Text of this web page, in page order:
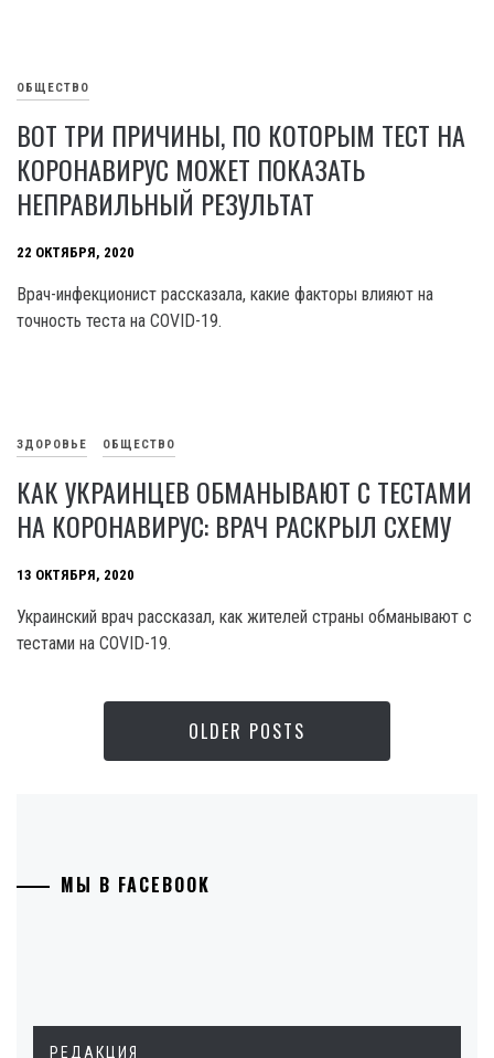
ОБЩЕСТВО
ВОТ ТРИ ПРИЧИНЫ, ПО КОТОРЫМ ТЕСТ НА
КОРОНАВИРУС МОЖЕТ ПОКАЗАТЬ
НЕПРАВИЛЬНЫЙ РЕЗУЛЬТАТ
22 ОКТЯБРЯ, 2020
Врач-инфекционист рассказала, какие факторы влияют на
точность теста на COVID-19.
ЗДОРОВЬЕ ОБЩЕСТВО
КАК УКРАИНЦЕВ ОБМАНЫВАЮТ С ТЕСТАМИ
НА КОРОНАВИРУС: ВРАЧ РАСКРЫЛ СХЕМУ
13 ОКТЯБРЯ, 2020
Украинский врач рассказал, как жителей страны обманывают с
тестами на COVID-19.
OLDER POSTS
МЫ В FACEBOOK
РЕДАКЦИЯ